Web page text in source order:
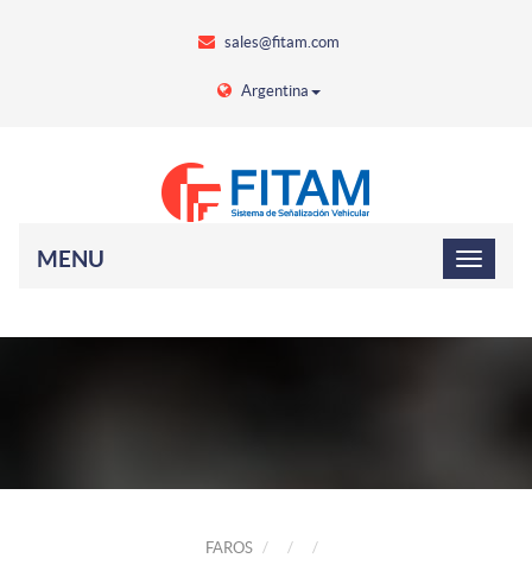
sales@fitam.com
Argentina
MENU
FAROS